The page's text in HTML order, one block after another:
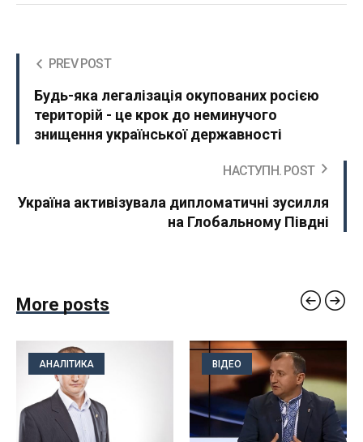
PREV POST
Будь-яка легалізація окупованих росією
територій - це крок до неминучого
знищення української державності
НАСТУПН. POST
Україна активізувала дипломатичні зусилля
на Глобальному Півдні
More posts
АНАЛІТИКА ВІДЕО